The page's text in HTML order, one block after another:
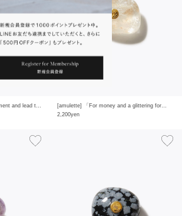
[amulette] 「Increase judgment and lead to achieving goals」dalmatian jasper
[amulette] 「For money and a glittering fortune」gold rutilated quartz
2,200yen